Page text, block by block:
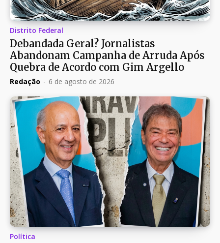
Distrito Federal
Debandada Geral? Jornalistas
Abandonam Campanha de Arruda Após
Quebra de Acordo com Gim Argello
Redação - 6 de agosto de 2026
Política